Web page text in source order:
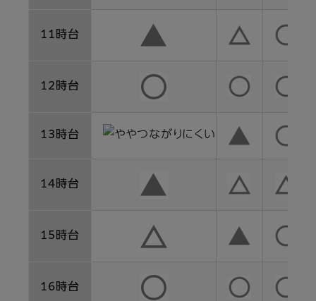
11時台
12時台
13時台
14時台
15時台
16時台